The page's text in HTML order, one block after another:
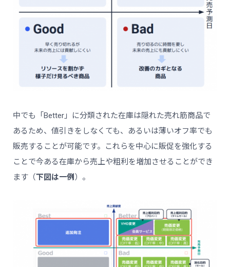
中でも「Better」に分類された在庫は隠れた売れ筋商品で
あるため、値引きをしなくても、あるいは薄いオフ率でも
販売することが可能です。これらを中心に販促を強化する
ことで今ある在庫から売上や粗利を増加させることができ
ます（下図は一例 ）。